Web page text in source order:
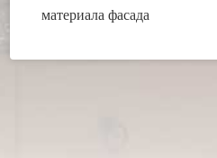
материала фасада